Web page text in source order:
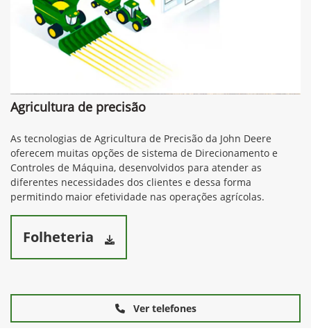
Agricultura de precisão
As tecnologias de Agricultura de Precisão da John Deere
oferecem muitas opções de sistema de Direcionamento e
Controles de Máquina, desenvolvidos para atender as
diferentes necessidades dos clientes e dessa forma
permitindo maior efetividade nas operações agrícolas.
Folheteria
Ver telefones